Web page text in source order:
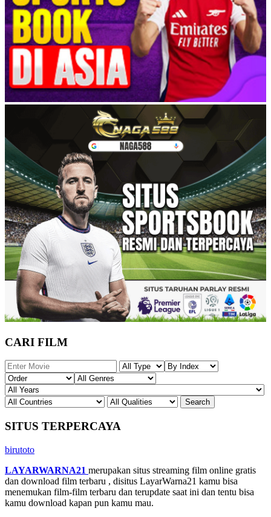
CARI FILM
SITUS TERPERCAYA
birutoto
LAYARWARNA21 merupakan situs streaming film online gratis
dan download film terbaru , disitus LayarWarna21 kamu bisa
menemukan film-film terbaru dan terupdate saat ini dan tentu bisa
kamu download kapan pun kamu mau.